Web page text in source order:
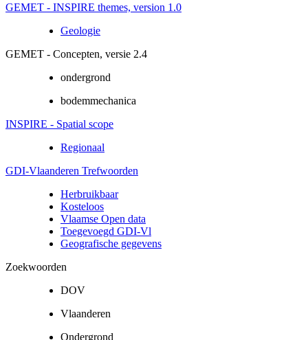
GEMET - INSPIRE themes, version 1.0
Geologie
GEMET - Concepten, versie 2.4
ondergrond
bodemmechanica
INSPIRE - Spatial scope
Regionaal
GDI-Vlaanderen Trefwoorden
Herbruikbaar
Kosteloos
Vlaamse Open data
Toegevoegd GDI-Vl
Geografische gegevens
Zoekwoorden
DOV
Vlaanderen
Ondergrond